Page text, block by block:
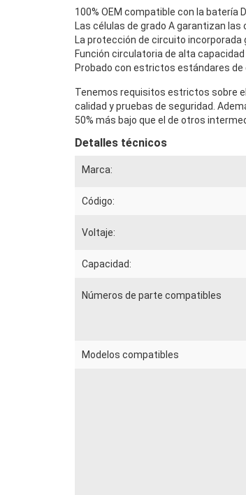
100% OEM compatible con la batería
Las células de grado A garantizan
La protección de circuito
Función circulatoria de alta
Probado con estrictos estándares de
Tenemos requisitos estrictos sobre
calidad y pruebas de seguridad.
50% más bajo que el de otros
Detalles técnicos
Marca:
Código:
Voltaje:
Capacidad:
Números de parte compatibles
Modelos compatibles